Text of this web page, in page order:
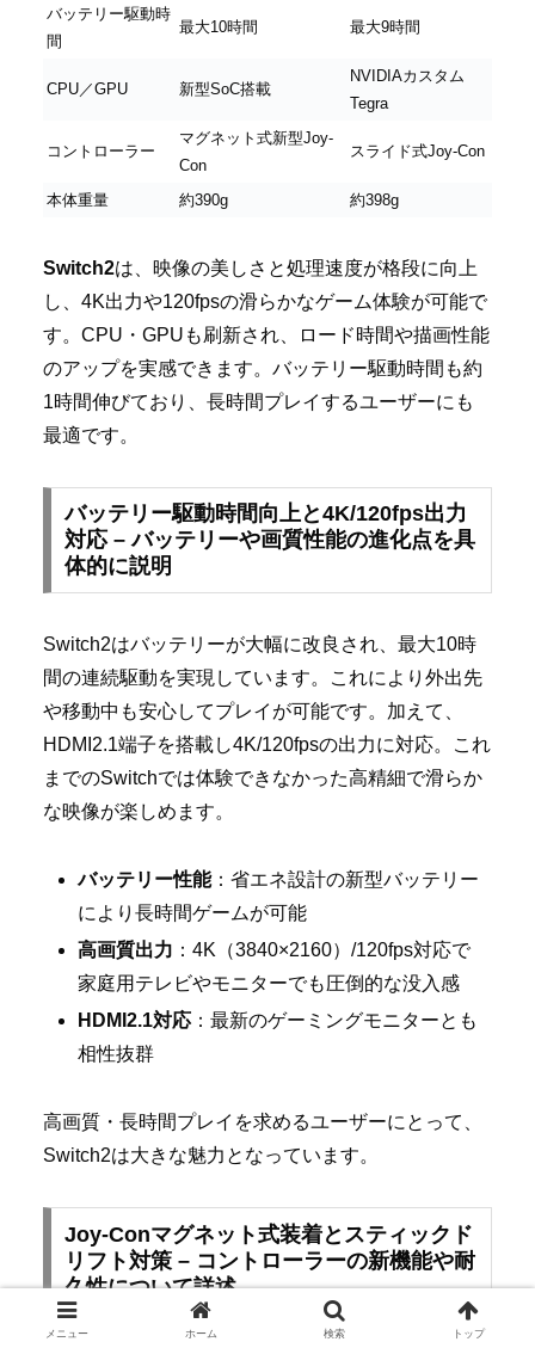
バッテリー駆動時
間
最大10時間 最大9時間
CPU／GPU 新型SoC搭載
NVIDIAカスタム
Tegra
コントローラー
マグネット式新型Joy-
Con
スライド式Joy-Con
本体重量 約390g 約398g
Switch2は、映像の美しさと処理速度が格段に向上
し、4K出力や120fpsの滑らかなゲーム体験が可能で
す。CPU・GPUも刷新され、ロード時間や描画性能
のアップを実感できます。バッテリー駆動時間も約
1時間伸びており、長時間プレイするユーザーにも
最適です。
バッテリー駆動時間向上と4K/120fps出力
対応 – バッテリーや画質性能の進化点を具
体的に説明
Switch2はバッテリーが大幅に改良され、最大10時
間の連続駆動を実現しています。これにより外出先
や移動中も安心してプレイが可能です。加えて、
HDMI2.1端子を搭載し4K/120fpsの出力に対応。これ
までのSwitchでは体験できなかった高精細で滑らか
な映像が楽しめます。
バッテリー性能：省エネ設計の新型バッテリー
により長時間ゲームが可能
高画質出力 ：4K（3840×2160）/120fps対応で
家庭用テレビやモニターでも圧倒的な没入感
HDMI2.1対応 ：最新のゲーミングモニターとも
相性抜群
高画質・長時間プレイを求めるユーザーにとって、
Switch2は大きな魅力となっています。
Joy-Conマグネット式装着とスティックド
リフト対策 – コントローラーの新機能や耐
久性について詳述
メニュー ホーム 検索 トップ